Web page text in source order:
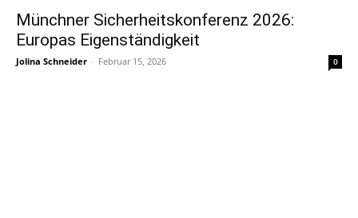
Münchner Sicherheitskonferenz 2026:
Europas Eigenständigkeit
Jolina Schneider - Februar 15, 2026 0